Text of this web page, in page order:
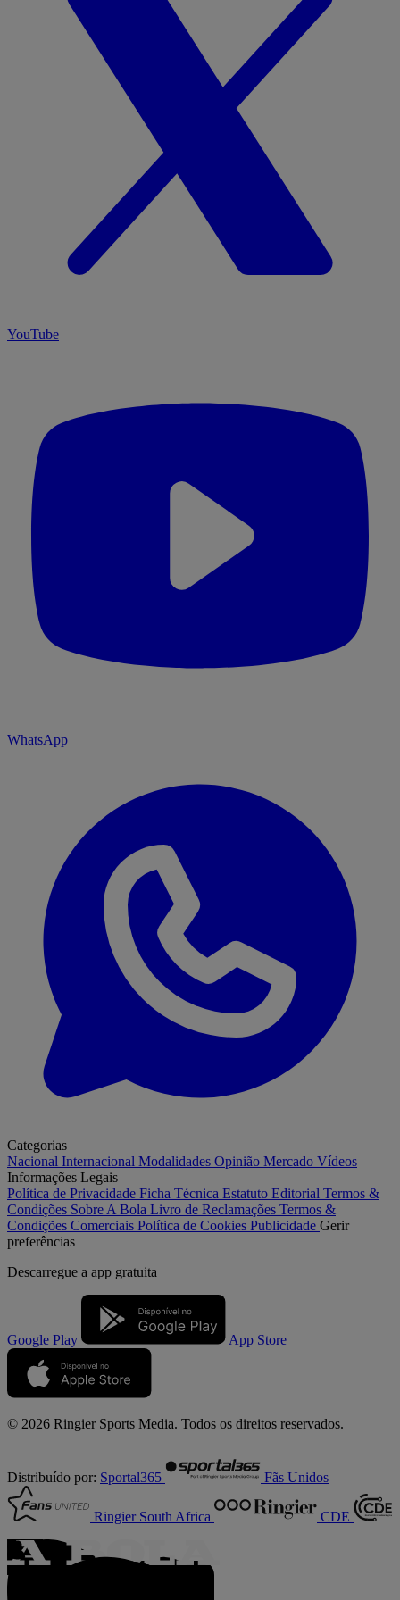
YouTube
WhatsApp
Categorias
Nacional Internacional Modalidades Opinião Mercado Vídeos
Informações Legais
Política de Privacidade Ficha Técnica Estatuto Editorial Termos &
Condições Sobre A Bola Livro de Reclamações Termos &
Condições Comerciais Política de Cookies Publicidade Gerir
preferências
Descarregue a app gratuita
Google Play App Store
© 2026 Ringier Sports Media. Todos os direitos reservados.
Distribuído por: Sportal365 Fãs Unidos
Ringier South Africa CDE